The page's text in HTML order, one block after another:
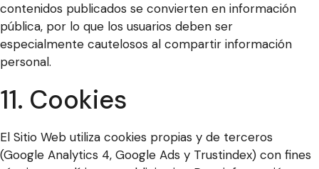
contenidos publicados se convierten en información
pública, por lo que los usuarios deben ser
especialmente cautelosos al compartir información
personal.
11. Cookies
El Sitio Web utiliza cookies propias y de terceros
(Google Analytics 4, Google Ads y Trustindex) con fines